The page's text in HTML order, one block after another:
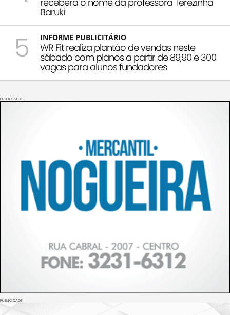
Baruki
5 INFORME PUBLICITÁRIO
WR Fit realiza plantão de vendas neste
sábado com planos a partir de 89,90 e 300
vagas para alunos fundadores
PUBLICIDADE
PUBLICIDADE